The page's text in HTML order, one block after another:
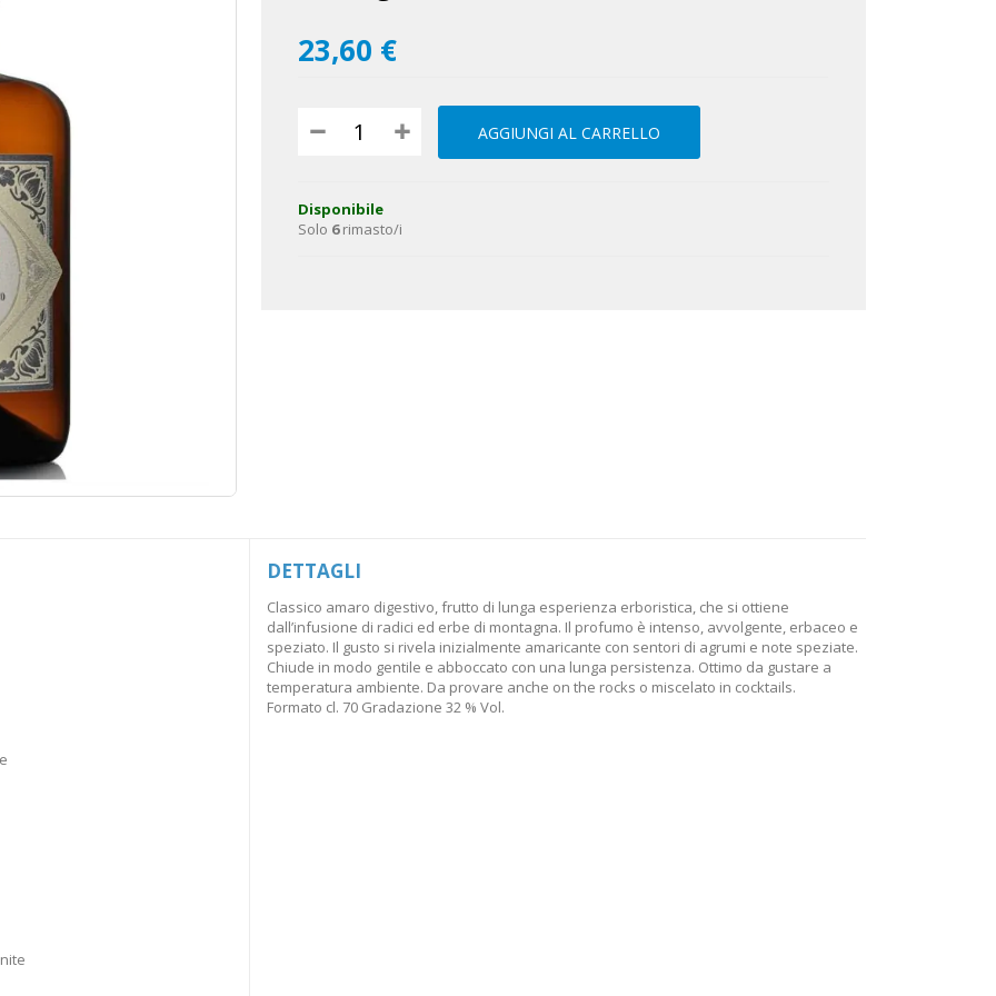
23,60 €
AGGIUNGI AL CARRELLO
Disponibile
Solo 6rimasto/i
DETTAGLI
Classico amaro digestivo, frutto di lunga esperienza erboristica, che si ottiene
dall’infusione di radici ed erbe di montagna. Il profumo è intenso, avvolgente, erbaceo e
speziato. Il gusto si rivela inizialmente amaricante con sentori di agrumi e note speziate.
Chiude in modo gentile e abboccato con una lunga persistenza. Ottimo da gustare a
temperatura ambiente. Da provare anche on the rocks o miscelato in cocktails.
Formato cl. 70 Gradazione 32 % Vol.